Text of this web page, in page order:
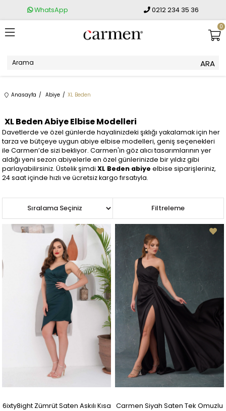
WhatsApp 0212 234 35 36
0
Anasayfa Abiye XL Beden
XL Beden Abiye Elbise Modelleri
Davetlerde ve özel günlerde hayalinizdeki şıklığı yakalamak için her
tarza ve bütçeye uygun abiye elbise modelleri, geniş seçenekleri
ile Carmen’de sizi bekliyor. Carmen'in göz alıcı tasarımlarının yer
aldığı yeni sezon abiyelerle en özel günlerinizde bir yıldız gibi
parlayabilirsiniz. Üstelik şimdiXL Beden abiye elbise siparişleriniz,
24 saat içinde hızlı ve ücretsiz kargo fırsatıyla.
Filtreleme
Sıralama
6ixty8ight Zümrüt Saten Askılı Kısa Carmen Siyah Saten Tek Omuzlu